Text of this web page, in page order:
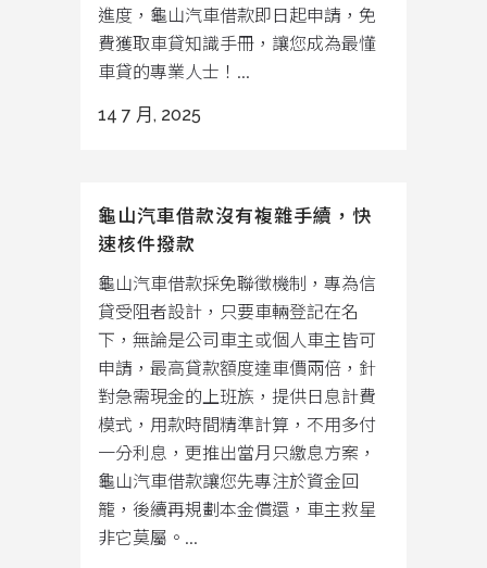
進度，龜山汽車借款即日起申請，免
費獲取車貸知識手冊，讓您成為最懂
車貸的專業人士！...
14 7 月, 2025
龜山汽車借款沒有複雜手續，快
速核件撥款
龜山汽車借款採免聯徵機制，專為信
貸受阻者設計，只要車輛登記在名
下，無論是公司車主或個人車主皆可
申請，最高貸款額度達車價兩倍，針
對急需現金的上班族，提供日息計費
模式，用款時間精準計算，不用多付
一分利息，更推出當月只繳息方案，
龜山汽車借款讓您先專注於資金回
籠，後續再規劃本金償還，車主救星
非它莫屬。...